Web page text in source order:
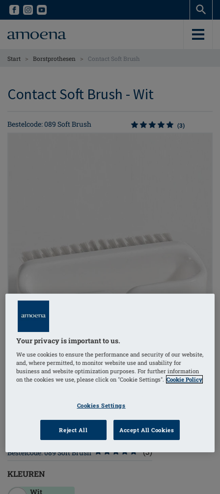
Skip
content
Skip
content
Start > Borstprothesen > Contact Soft Brush
Contact Soft Brush - Wit
Bestelcode: 089 Soft Brush (3)
Bestelcode: 089 Soft Brush (3)
KLEUREN
Wit
Your privacy is important to us.
We use cookies to ensure the performance and security of our website,
and, where permitted, to monitor website use and usability for
business and website optimization purposes. For further information
on the cookies we use, please click on "Cookie Settings". Cookie Policy
Cookies Settings
Reject All Accept All Cookies